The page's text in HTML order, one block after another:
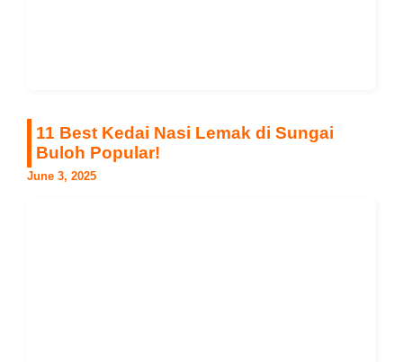
11 Best Kedai Nasi Lemak di Sungai
Buloh Popular!
June 3, 2025